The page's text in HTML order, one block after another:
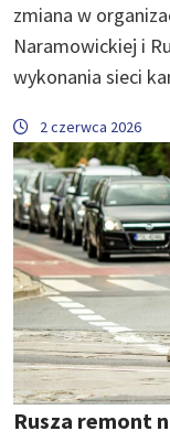
zmiana w
Naramowickiej i
wykonania sieci
2 czerwca 2026
Rusza remont